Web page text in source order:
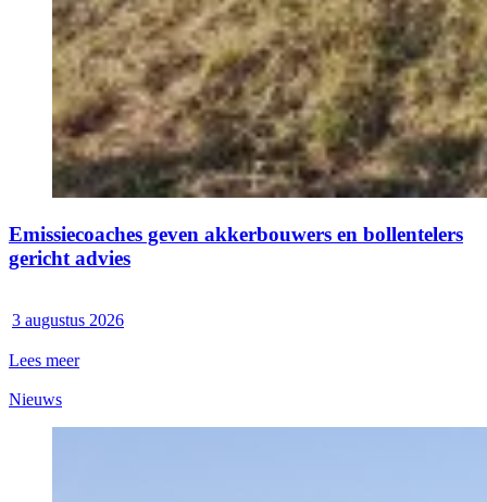
Emissiecoaches geven akkerbouwers en bollentelers
gericht advies
3 augustus 2026
Lees meer
Nieuws